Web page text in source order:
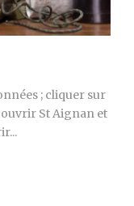
; cliquer sur
St Aignan et